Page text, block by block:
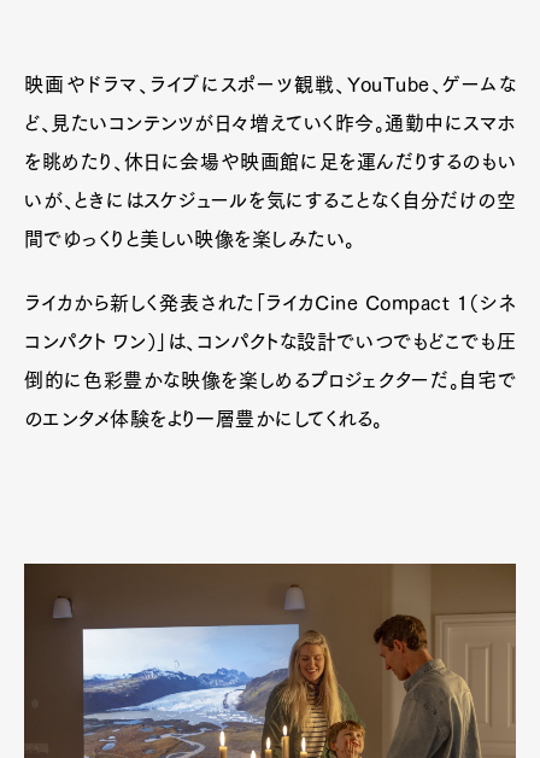
映画やドラマ、ライブにスポーツ観戦、YouTube、ゲームな
ど、見たいコンテンツが日々増えていく昨今。通勤中にスマホ
を眺めたり、休日に会場や映画館に足を運んだりするのもい
いが、ときにはスケジュールを気にすることなく自分だけの空
間でゆっくりと美しい映像を楽しみたい。
ライカから新しく発表された「ライカCine Compact 1（シネ
コンパクト ワン）」は、コンパクトな設計でいつでもどこでも圧
倒的に色彩豊かな映像を楽しめるプロジェクターだ。自宅で
のエンタメ体験をより一層豊かにしてくれる。